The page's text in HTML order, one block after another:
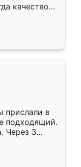
качеством
уже почти
прислали в
подходящий.
Через 3
Остались